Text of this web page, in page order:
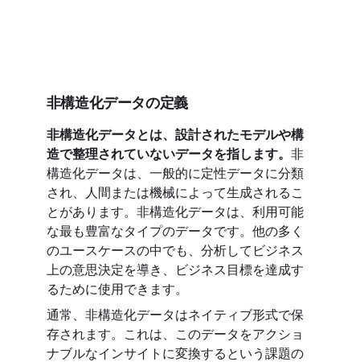
非構造化データの定義
非構造化データとは、設計されたモデルや構
造で整理されていないデータを指します。 非
構造化データは、一般的に定性データに分類
され、人間または機械によって生成されるこ
とがあります。非構造化データは、利用可能
な最も豊富なタイプのデータです。他の多く
のユースケースの中でも、分析してビジネス
上の意思決定を導き、ビジネス目標を達成す
るために使用できます。
通常、非構造化データはネイティブ形式で保
存されます。これは、このデータをアクショ
ナブルなインサイトに変換するという課題の